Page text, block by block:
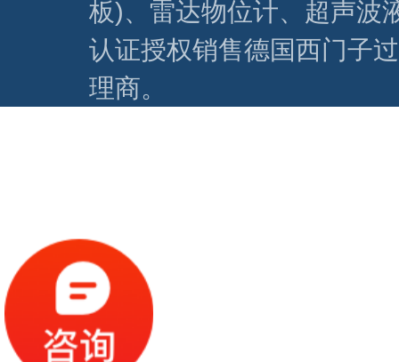
板)、雷达物位计、超声波
认证授权销售德国西门子
理商。